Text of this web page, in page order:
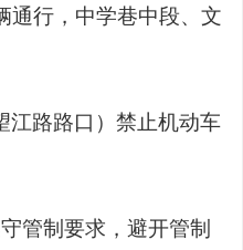
通行，中学巷中段、文
江路路口）禁止机动车
管制要求，避开管制